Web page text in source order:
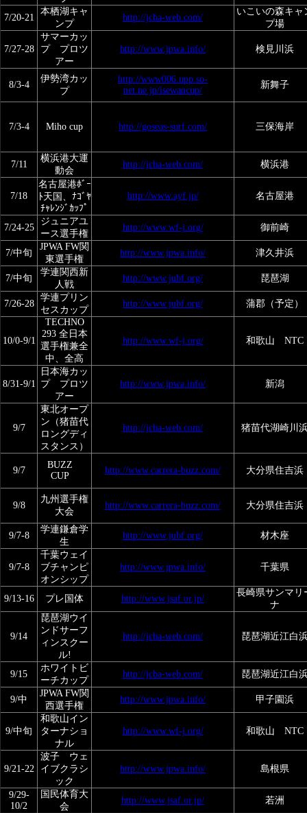
7/20-21
本栖湖キャ
ンプ
http://jcba-web.com/
いこいの森キャ
プ場
7/27-28
サマーカッ
プ プロツ
アー
http://www.jpwa.info/ 検見川浜
8/3-4
伊勢湾カッ
プ
http://www006.upp.so-
net.ne.jp/isewancup/
新舞子
7/3-4 Miho cup http://goseas-surf.com/ 三保海岸
7/11
横浜港大運
動会
http://jcba-web.com/ 横浜港
7/18
名古屋港ﾎﾞｰ
ﾄ天国、ﾅｺﾞﾔ
ﾁｬﾚﾝｼﾞｶｯﾌﾟ
http://www.ayf.jp/ 名古屋港
7/24-25
ジュニアユ
ース選手権
http://www.wf-j.org/ 御前崎
7/中旬
JPWA FW関
東選手権
http://www.jpwa.info/ 津久井浜
7/中旬
学連関西新
人戦
http://www.jubf.org/ 琵琶湖
7/26-28
学連プリン
セスカップ
http://www.jubf.org/ 蒲郡（予定）
10/0-9/1
TECHNO
293 全日本
選手権兼全
中、全高
http://www.wf-j.org/ 和歌山 NTC
8/31-9/1
日本海カッ
プ プロツ
アー
http://www.jpwa.info/ 新潟
9/7
東北オープ
ン（猪苗代
ロングディ
スタンス）
http://jcba-web.com/ 猪苗代湖崎川
9/7
BUZZ
CUP
http://www.carrera-buzz.com/ 大分県住吉浜
9/8
九州選手権
大会
http://www.carrera-buzz.com/ 大分県住吉浜
9/7-8
学連鎌倉学
生
http://www.jubf.org/ 材木座
9/7-8
千葉ウェイ
ブチャンピ
オンシップ
http://www.jpwa.info/ 千葉県
9/13-16 プレ国体 http://www.jsaf.or.jp/
長崎県サンマリ
ナ
9/14
琵琶湖ウイ
ンドサーフ
ィンスクー
ル!
http://jcba-web.com/ 琵琶湖近江白
9/15
ホワイトビ
ーチカップ
http://jcba-web.com/ 琵琶湖近江白
9/中
JPWA FW関
西選手権
http://www.jpwa.info/ 甲子園浜
9/中旬
和歌山イン
ターナショ
ナル
http://www.wf-j.org/ 和歌山 NTC
9/21-22
波子 ウェ
イブクラシ
ック
http://www.jpwa.info/ 島根県
9/29-
10/2
国民体育大
会
http://www.jsaf.or.jp/
若洲